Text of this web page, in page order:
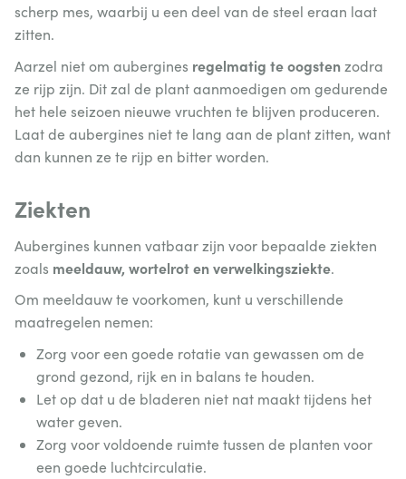
scherp mes, waarbij u een deel van de steel eraan laat
zitten.
Aarzel niet om aubergines regelmatig te oogsten zodra
ze rijp zijn. Dit zal de plant aanmoedigen om gedurende
het hele seizoen nieuwe vruchten te blijven produceren.
Laat de aubergines niet te lang aan de plant zitten, want
dan kunnen ze te rijp en bitter worden.
Ziekten
Aubergines kunnen vatbaar zijn voor bepaalde ziekten
zoals meeldauw, wortelrot en verwelkingsziekte.
Om meeldauw te voorkomen, kunt u verschillende
maatregelen nemen:
Zorg voor een goede rotatie van gewassen om de
grond gezond, rijk en in balans te houden.
Let op dat u de bladeren niet nat maakt tijdens het
water geven.
Zorg voor voldoende ruimte tussen de planten voor
een goede luchtcirculatie.